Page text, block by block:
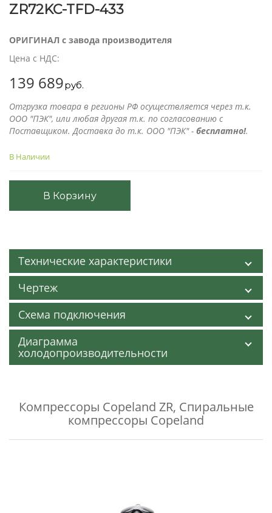
ZR72KC-TFD-433
ОРИГИНАЛ с завода производителя
Цена с НДС:
139 689руб.
Отгрузка товара в регионы РФ осуществляется через т.к.
ООО "ПЭК", или любая другая т.к. по согласованию с
Поставщиком. Доставка до т.к. ООО "ПЭК" - бесплатно!.
В Наличии
В Корзину
Технические характеристики
Чертеж
Схема подключения
Диаграмма
холодопроизводительности
Компрессоры Copeland ZR, Спиральные
компрессоры Copeland